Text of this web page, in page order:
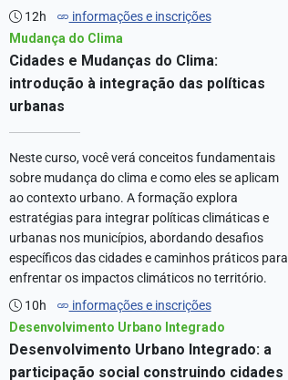
12h
informações e inscrições
Mudança do Clima
Cidades e Mudanças do Clima:
introdução à integração das políticas
urbanas
Neste curso, você verá conceitos fundamentais
sobre mudança do clima e como eles se aplicam
ao contexto urbano. A formação explora
estratégias para integrar políticas climáticas e
urbanas nos municípios, abordando desafios
específicos das cidades e caminhos práticos para
enfrentar os impactos climáticos no território.
10h
informações e inscrições
Desenvolvimento Urbano Integrado
Desenvolvimento Urbano Integrado: a
participação social construindo cidades